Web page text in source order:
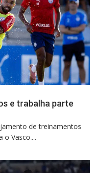
e trabalha parte
de treinamentos
Vasco....